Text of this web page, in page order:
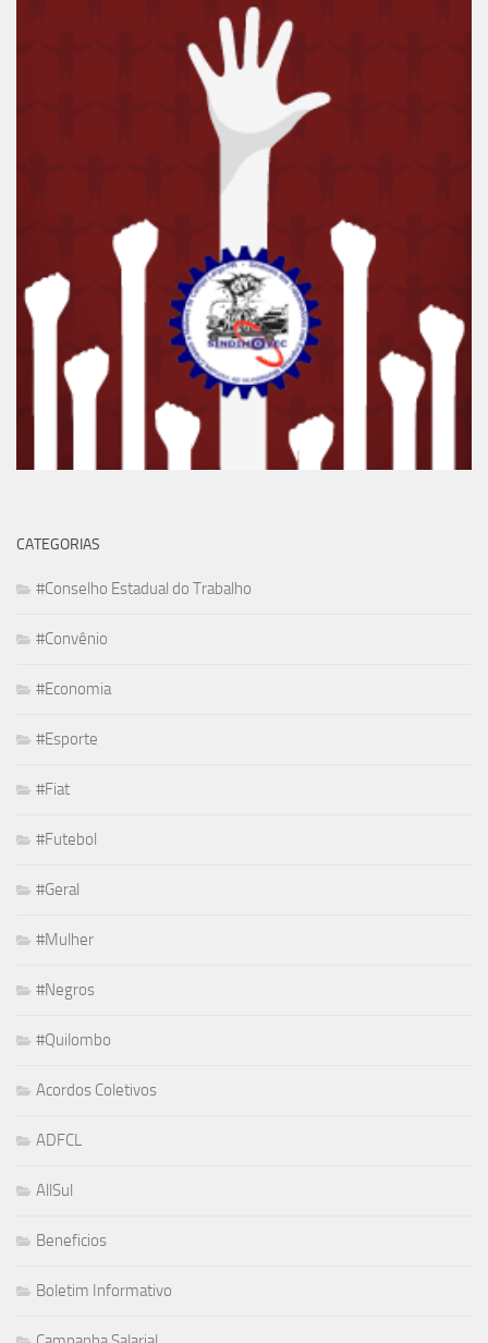
CATEGORIAS
#Conselho Estadual do Trabalho
#Convênio
#Economia
#Esporte
#Fiat
#Futebol
#Geral
#Mulher
#Negros
#Quilombo
Acordos Coletivos
ADFCL
AllSul
Beneficios
Boletim Informativo